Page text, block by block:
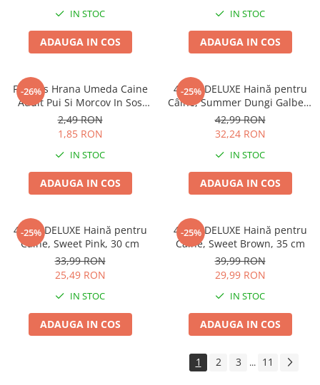
IN STOC
ADAUGA IN COS
IN STOC
ADAUGA IN COS
-26%
Friskies Hrana Umeda Caine
Adult Pui Si Morcov In Sos
100g
2,49 RON
1,85 RON
IN STOC
ADAUGA IN COS
-25%
4DOG DELUXE Haină pentru
Câine, Summer Dungi Galben,
35 cm
42,99 RON
32,24 RON
IN STOC
ADAUGA IN COS
-25%
4DOG DELUXE Haină pentru
Câine, Sweet Pink, 30 cm
33,99 RON
25,49 RON
IN STOC
ADAUGA IN COS
-25%
4DOG DELUXE Haină pentru
Câine, Sweet Brown, 35 cm
39,99 RON
29,99 RON
IN STOC
ADAUGA IN COS
1 2 3 ... 11